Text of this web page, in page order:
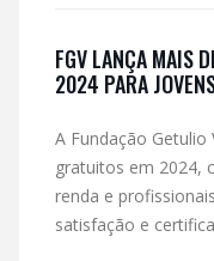
FGV LANÇA MAIS
2024 PARA
A Fundação Getulio
gratuitos em 2024,
renda e
satisfação e